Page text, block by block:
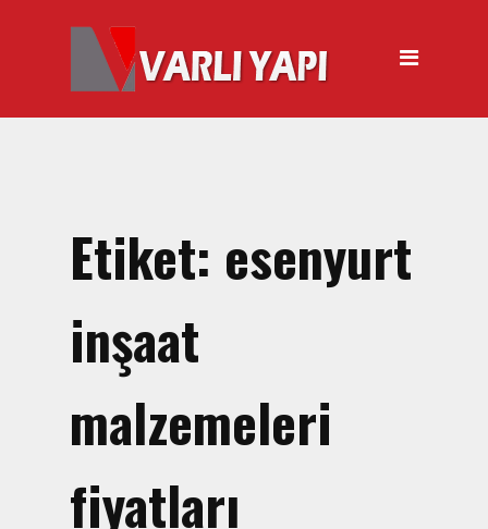
ANASAYFA
HAKKIMIZDA
Tabancası
El Arabası Satışı – Toptan,
Perakende Satış
İnşaat Küreği
Saten Rulo
Etiket: esenyurt
inşaat
malzemeleri
fiyatları